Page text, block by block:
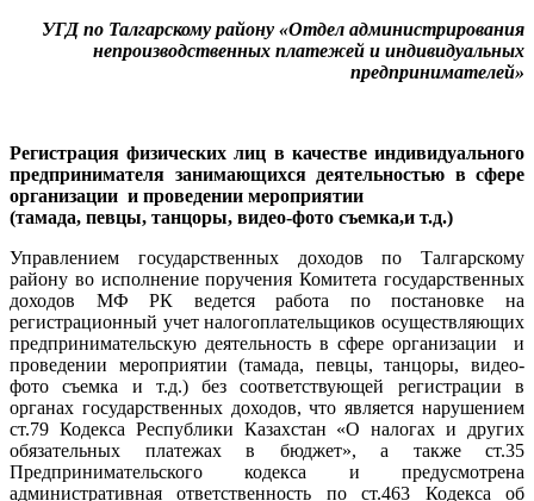
УГД по Талгарскому району «Отдел администрирования
непроизводственных платежей и индивидуальных
предпринимателей»
Регистрация физических лиц в качестве индивидуального
предпринимателя занимающихся деятельностью в сфере
организации и проведении мероприятии
(тамада, певцы, танцоры, видео-фото съемка,и т.д.)
Управлением государственных доходов по Талгарскому
району во исполнение поручения Комитета государственных
доходов МФ РК ведется работа по постановке на
регистрационный учет налогоплательщиков осуществляющих
предпринимательскую деятельность в сфере организации и
проведении мероприятии (тамада, певцы, танцоры, видео-
фото съемка и т.д.) без соответствующей регистрации в
органах государственных доходов, что является нарушением
ст.79 Кодекса Республики Казахстан «О налогах и других
обязательных платежах в бюджет», а также ст.35
Предпринимательского кодекса и предусмотрена
административная ответственность по ст.463 Кодекса об